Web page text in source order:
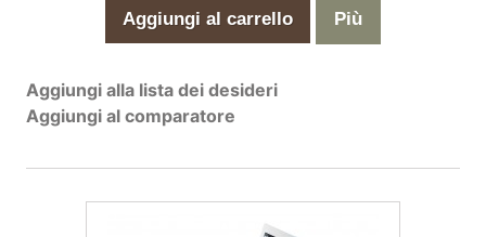
Aggiungi al carrello Più
Aggiungi alla lista dei desideri
Aggiungi al comparatore